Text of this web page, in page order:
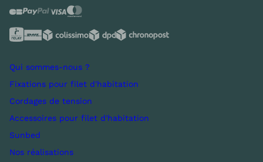
Qui sommes-nous ?
Fixations pour filet d'habitation
Cordages de tension
Accessoires pour filet d'habitation
Sunbed
Nos réalisations